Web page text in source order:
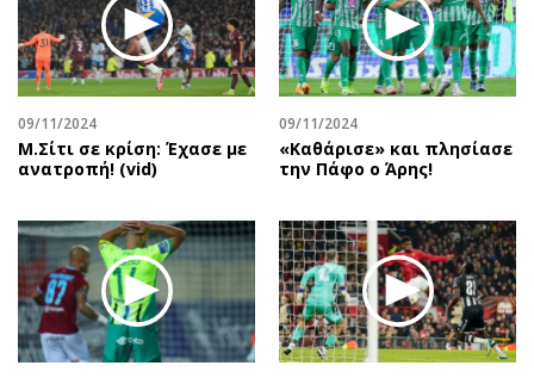
09/11/2024
Μ.Σίτι σε κρίση: Έχασε με
ανατροπή! (vid)
09/11/2024
«Καθάρισε» και πλησίασε
την Πάφο ο Άρης!